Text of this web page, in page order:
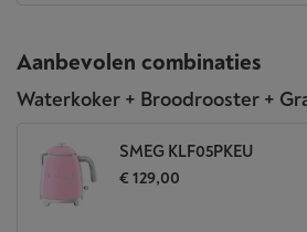
Aanbevolen combinaties
Waterkoker + Broodrooster +
SMEG KLF05PKEU
€ 129,00